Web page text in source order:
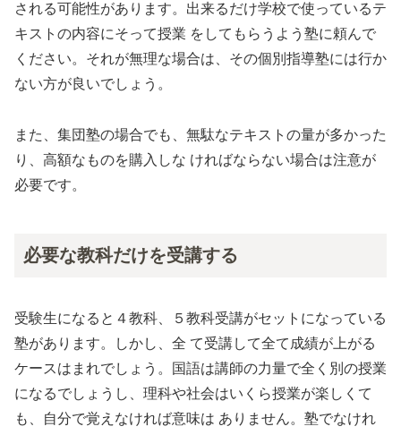
される可能性があります。出来るだけ学校で使っているテ
キストの内容にそって授業 をしてもらうよう塾に頼んで
ください。それが無理な場合は、その個別指導塾には行か
ない方が良いでしょう。
また、集団塾の場合でも、無駄なテキストの量が多かった
り、高額なものを購入しな ければならない場合は注意が
必要です。
必要な教科だけを受講する
受験生になると４教科、５教科受講がセットになっている
塾があります。しかし、全 て受講して全て成績が上がる
ケースはまれでしょう。国語は講師の力量で全く別の授業
になるでしょうし、理科や社会はいくら授業が楽しくて
も、自分で覚えなければ意味は ありません。塾でなけれ